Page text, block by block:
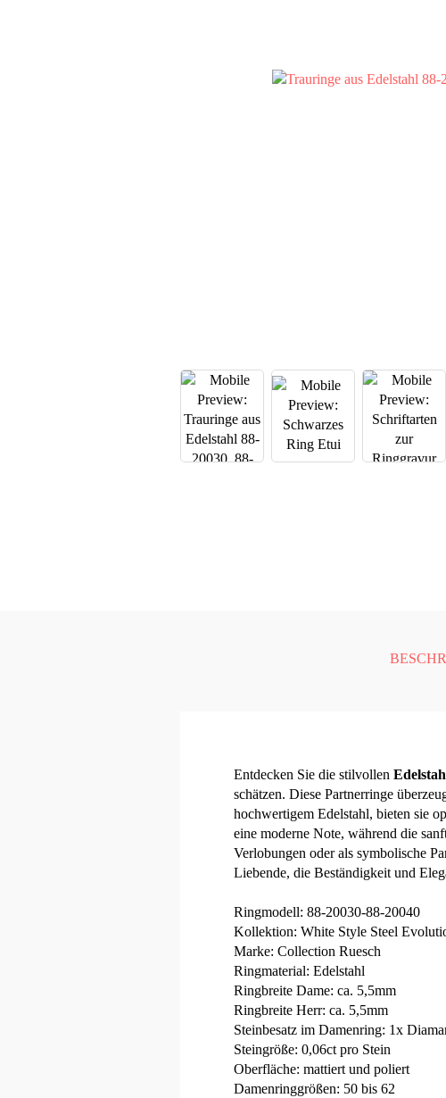
Entdecken Sie die stilvollen
schätzen. Diese Partnerringe
hochwertigem Edelstahl, bieten sie
eine moderne Note, während die
Verlobungen oder als symbolische
Liebende, die Beständigkeit und
Ringmodell: 88-20030-88-20040
Kollektion: White Style Steel
Marke: Collection Ruesch
Ringmaterial: Edelstahl
Ringbreite Dame: ca. 5,5mm
Ringbreite Herr: ca. 5,5mm
Steinbesatz im Damenring: 1x
Steingröße: 0,06ct pro Stein
Oberfläche: mattiert und poliert
Damenringgrößen: 50 bis 62